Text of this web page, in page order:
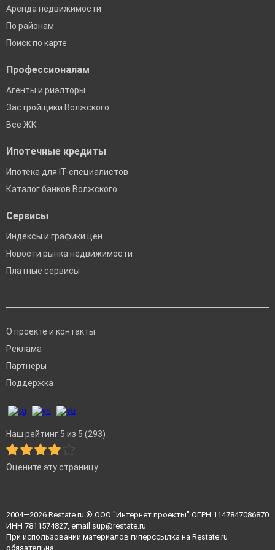
Аренда недвижимости
По районам
Поиск по карте
Профессионалам
Агенты и риэлторы
Застройщики Волжского
Все ЖК
Ипотечные кредиты
Ипотека для IT-специалистов
Каталог банков Волжского
Сервисы
Индексы и графики цен
Новости рынка недвижимости
Платные сервисы
О проекте и контакты
Реклама
Партнеры
Поддержка
Наш рейтинг 5 из 5 (293)
Оцените эту страницу
2004—2026 Restate.ru ® ООО "Интернет проекты" ОГРН 1147847086870
ИНН 7811574827, email sup@restate.ru
При использовании материалов гиперссылка на Restate.ru
обязательна.